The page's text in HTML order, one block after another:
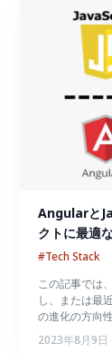
Angularと
クトに最適
#Tech Stack
この記事では
し、または最
の進化の方向
2023年8月9日